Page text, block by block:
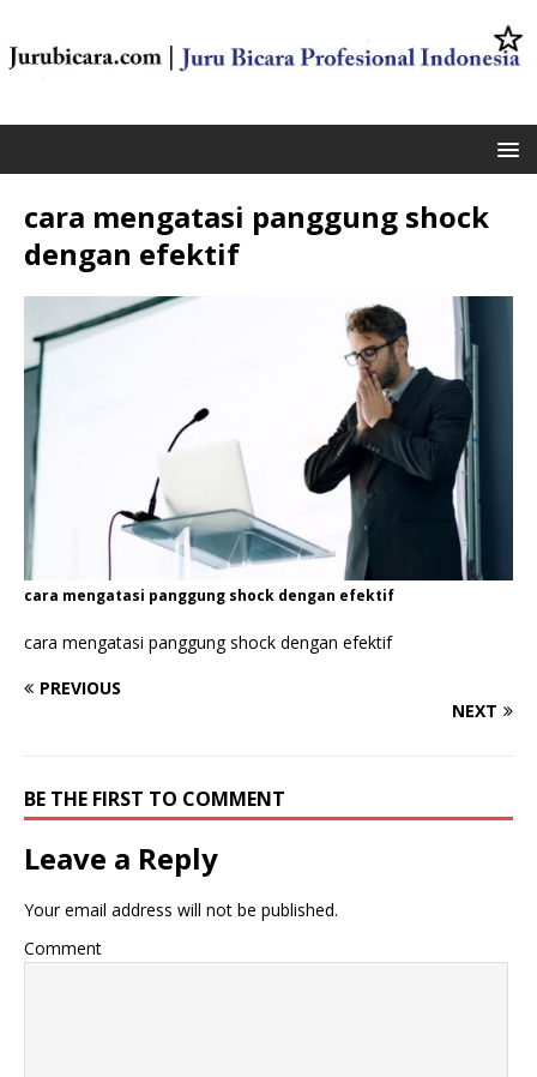
cara mengatasi panggung shock
dengan efektif
cara mengatasi panggung shock dengan efektif
cara mengatasi panggung shock dengan efektif
PREVIOUS
NEXT
BE THE FIRST TO COMMENT
Leave a Reply
Your email address will not be published.
Comment